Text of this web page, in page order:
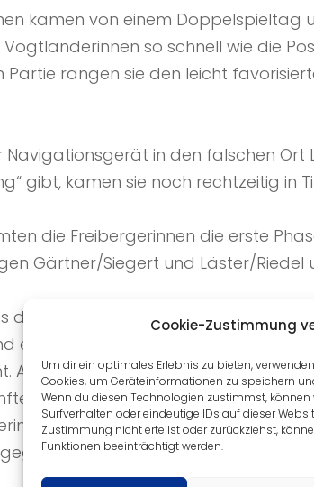
Cookie-Zustimmung
Um dir ein optimales Erlebnis zu bieten,
Cookies, um Geräteinformationen zu speichern
Wenn du diesen Technologien zustimmst, können
Surfverhalten oder eindeutige IDs auf dieser
Zustimmung nicht erteilst oder zurückziehst,
Funktionen beeinträchtigt werden.
kamen von einem
so schnell wie die
rangen sie den leicht
in den falschen
gibt, kamen sie noch rechtzeitig in
die Freibergerinnen die erste
Gärtner/Siegert und Läster/Riedel
dann in sich, Chantal Prochnau tat
einen Anti-Belag geklebt und
An diesem Nachmittag war das
Spiel umstellen konnte. Am
Uhlig. Yvonne Läster rettete
Gärtner wenig Chancen.